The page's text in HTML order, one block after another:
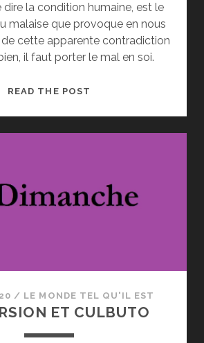
la condition humaine, est le
malaise que provoque en nous
cette apparente contradiction
il faut porter le mal en soi.
READ THE POST
/ LE MONDE TEL QU'IL EST
ET CULBUTO